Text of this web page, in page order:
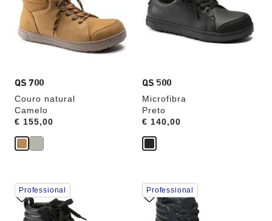
QS 700
Couro natural
Camelo
Price:
€ 155,00
cores
das
amostras
atualizará
produto
QS 500
Microfibra
Preto
Price:
€ 140,00
cores
das
amostras
atualizará
produto
A
interação
com
Professional
A
interação
com
Professional